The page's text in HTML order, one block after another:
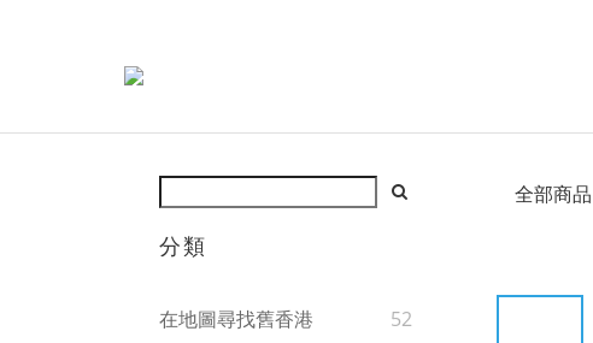
分類
在地圖尋找舊香港
52
全部商品